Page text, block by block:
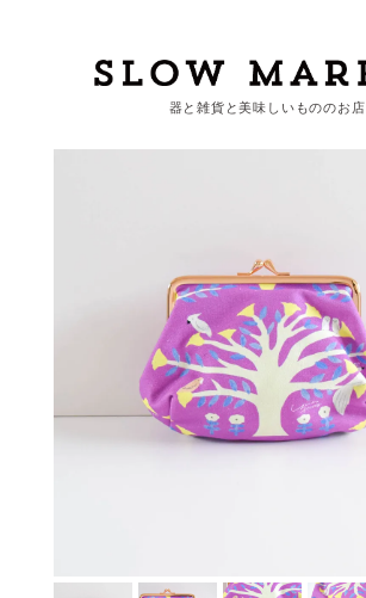
カートを見る
作家・ブランドから探す
配送について
会員登録
ログイン
器と雑貨と美味しいもののお店